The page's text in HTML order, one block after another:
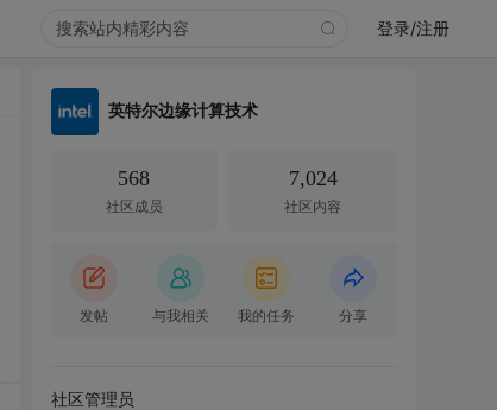
登录/注册
英特尔边缘计算技术
568
社区成员
7,024
社区内容
发帖 与我相关 我的任务 分享
社区管理员